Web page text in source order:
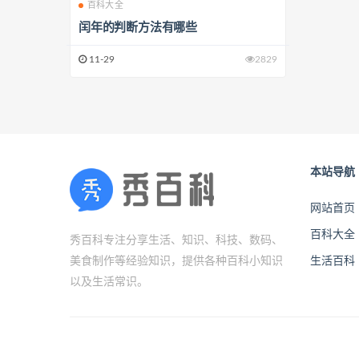
百科大全
闰年的判断方法有哪些
11-29 2829
秀百科专注分享生活、知识、科技、数码、
美食制作等经验知识，提供各种百科小知识
以及生活常识。
本站导航
网站首页
百科大全
生活百科